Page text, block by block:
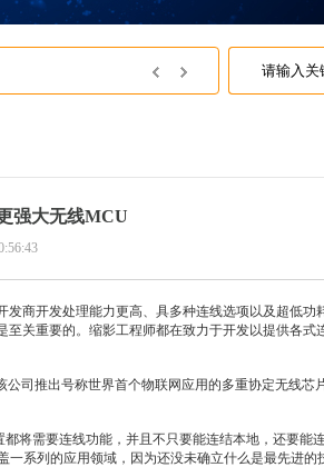
JSC济州半导体中国区代
强大无线MCU
商开发处理能力更高、具多种连线选项以及超低功
关重要的。缩影工程师都在致力于开发以提供各式
公司推出号称世界首个物联网应用的多重协定无线芯
将需要连线功能，并且不只要能连结本地，还要能
一系列的应用领域，因为还没未确立什么是最先进